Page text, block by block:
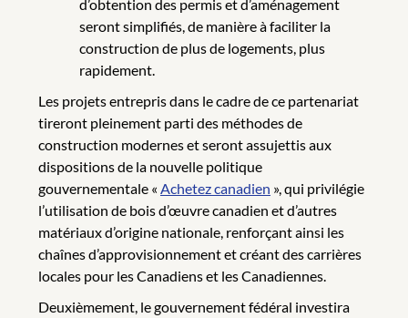
d’obtention des permis et d’aménagement
seront simplifiés, de manière à faciliter la
construction de plus de logements, plus
rapidement.
Les projets entrepris dans le cadre de ce partenariat
tireront pleinement parti des méthodes de
construction modernes et seront assujettis aux
dispositions de la nouvelle politique
gouvernementale « Achetez canadien », qui privilégie
l’utilisation de bois d’œuvre canadien et d’autres
matériaux d’origine nationale, renforçant ainsi les
chaînes d’approvisionnement et créant des carrières
locales pour les Canadiens et les Canadiennes.
Deuxièmement, le gouvernement fédéral investira